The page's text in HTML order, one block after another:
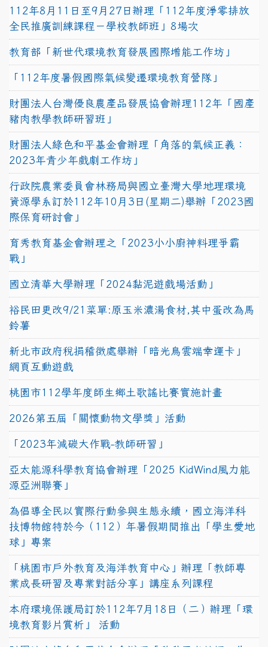
112年8月11日至9月27日辦理「112年度淨零排放
全民推廣訓練課程－學校教師班」8場次
教育部「新世代環境教育發展國際增能工作坊」
「112年度暑假國際氣候變遷環境教育營隊」
財團法人台灣優良農產品發展協會辦理112年「國產
豬肉教學教師研習班」
財團法人綠色和平基金會辦理「角落的氣候正義：
2023年青少年戲劇工作坊」
行政院農業委員會林務局與國立臺灣大學地理環境
資源學系訂於112年10月3日(星期二)舉辦「2023國
際保育研討會」
育秀教育基金會辦理之「2023小小廚神料理爭霸
戰」
國立清華大學辦理「2024黏泥遊戲場活動」
裕民田更改9/21菜單:原玉米濃湯食材,其中蛋改為馬
鈴薯
新北市政府稅捐稽徵處舉辦「暗光鳥雲端幸運卡」
網頁互動遊戲
桃園市112學年度師生鄉土歌謠比賽實施計畫
2026第五屆「關懷動物文學獎」活動
「2023年減碳大作戰-教師研習」
亞太能源科學教育協會辦理「2025 KidWind風力能
源亞洲聯賽」
為倡導全民以實際行動參與生態永續，國立海洋科
技博物館特於今（112）年暑假期間推出「學生愛地
球」專案
「桃園市戶外教育及海洋教育中心」辦理「教師專
業成長研習及專業對話分享」講座系列課程
本府環境保護局訂於112年7月18日（二）辦理「環
境教育影片賞析」 活動